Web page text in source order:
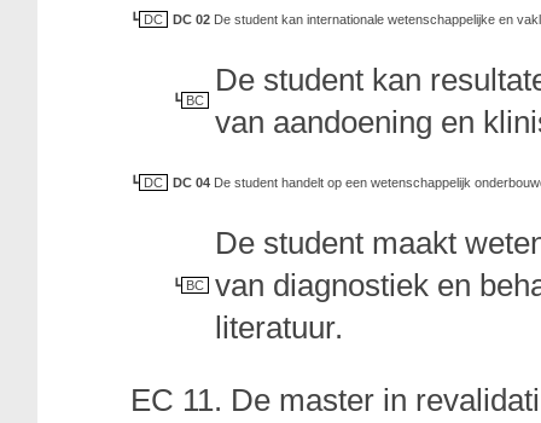
DC DC 02 De student kan internationale wetenschappelijke en
BC
De student kan
van aandoening en
DC DC 04 De student handelt op een wetenschappelijk
BC
De student maakt
van diagnostiek en
literatuur.
EC 11. De master in